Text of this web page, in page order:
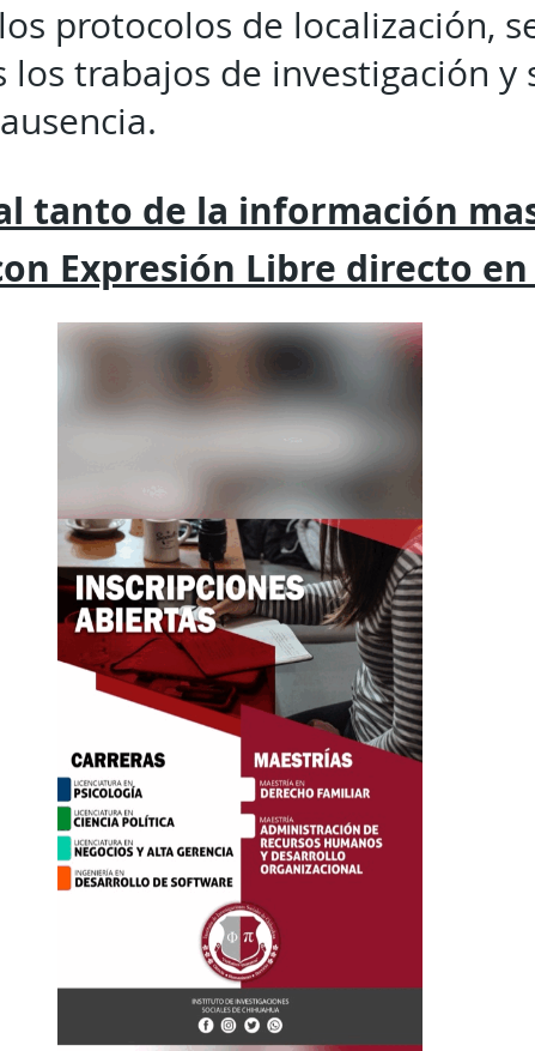
protocolos de localización,
trabajos de investigación y
tanto de la información
Expresión Libre directo